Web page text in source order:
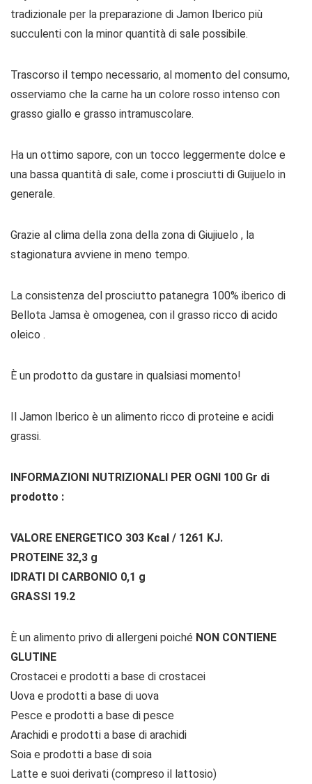
tradizionale per la preparazione di Jamon Iberico più
succulenti con la minor quantità di sale possibile.
Trascorso il tempo necessario, al momento del consumo,
osserviamo che la carne ha un colore rosso intenso con
grasso giallo e grasso intramuscolare.
Ha un ottimo sapore, con un tocco leggermente dolce e
una bassa quantità di sale, come i prosciutti di Guijuelo in
generale.
Grazie al clima della zona della zona di Giujiuelo , la
stagionatura avviene in meno tempo.
La consistenza del prosciutto patanegra 100% iberico di
Bellota Jamsa è omogenea, con il grasso ricco di acido
oleico .
È un prodotto da gustare in qualsiasi momento!
Il Jamon Iberico è un alimento ricco di proteine ​​e acidi
grassi.
INFORMAZIONI NUTRIZIONALI PER OGNI 100 Gr di
prodotto :
VALORE ENERGETICO 303 Kcal / 1261 KJ.
PROTEINE 32,3 g
IDRATI DI CARBONIO 0,1 g
GRASSI 19.2
È un alimento privo di allergeni poiché NON CONTIENE
GLUTINE
Crostacei e prodotti a base di crostacei
Uova e prodotti a base di uova
Pesce e prodotti a base di pesce
Arachidi e prodotti a base di arachidi
Soia e prodotti a base di soia
Latte e suoi derivati ​​(compreso il lattosio)